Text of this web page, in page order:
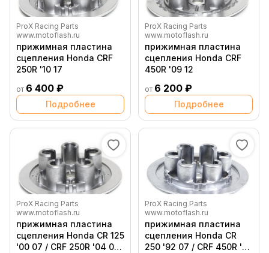
ProX Racing Parts
www.motoflash.ru
прижимная пластина
сцепления Honda CRF
250R '10 17
от 6 400 ₽
Подробнее
ProX Racing Parts
www.motoflash.ru
прижимная пластина
сцепления Honda CRF
450R '09 12
от 6 200 ₽
Подробнее
ProX Racing Parts
www.motoflash.ru
прижимная пластина
сцепления Honda CR 125
'00 07 / CRF 250R '04 09
ProX Racing Parts
www.motoflash.ru
прижимная пластина
сцепления Honda CR
250 '92 07 / CRF 450R '02